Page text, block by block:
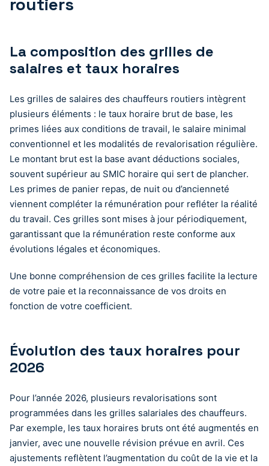
La composition des grilles de
salaires et taux horaires
Les grilles de salaires des chauffeurs routiers intègrent
plusieurs éléments : le taux horaire brut de base, les
primes liées aux conditions de travail, le salaire minimal
conventionnel et les modalités de revalorisation régulière.
Le montant brut est la base avant déductions sociales,
souvent supérieur au SMIC horaire qui sert de plancher.
Les primes de panier repas, de nuit ou d’ancienneté
viennent compléter la rémunération pour refléter la réalité
du travail. Ces grilles sont mises à jour périodiquement,
garantissant que la rémunération reste conforme aux
évolutions légales et économiques.
Une bonne compréhension de ces grilles facilite la lecture
de votre paie et la reconnaissance de vos droits en
fonction de votre coefficient.
Évolution des taux horaires pour
2026
Pour l’année 2026, plusieurs revalorisations sont
programmées dans les grilles salariales des chauffeurs.
Par exemple, les taux horaires bruts ont été augmentés en
janvier, avec une nouvelle révision prévue en avril. Ces
ajustements reflètent l’augmentation du coût de la vie et la